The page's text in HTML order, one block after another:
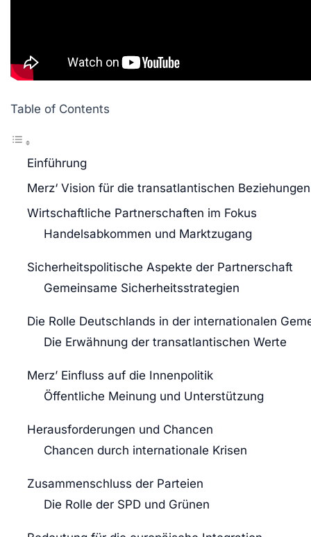
Table of Contents
Einführung
Merz‘ Vision für die transatlantischen Beziehungen
Wirtschaftliche Partnerschaften im Fokus
Handelsabkommen und Marktzugang
Sicherheitspolitische Aspekte der Partnerschaft
Gemeinsame Sicherheitsstrategien
Die Rolle Deutschlands in der internationalen
Die Erwähnung der transatlantischen Werte
Merz’ Einfluss auf die Innenpolitik
Öffentliche Meinung und Unterstützung
Herausforderungen und Chancen
Chancen durch internationale Krisen
Zusammenschluss der Parteien
Die Rolle der SPD und Grünen